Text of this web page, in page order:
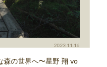
2023.11.16
森の世界へ〜星野 翔 vo